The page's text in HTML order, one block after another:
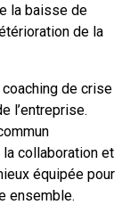
la baisse de
de la
coaching de crise
l’entreprise.
collaboration et
équipée pour
ensemble.